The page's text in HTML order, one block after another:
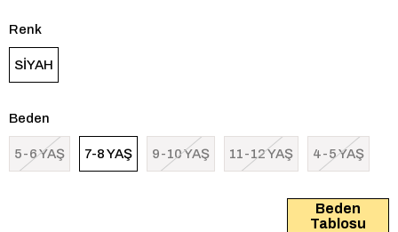
Renk
SİYAH
Beden
5-6 YAŞ 7-8 YAŞ 9-10 YAŞ 11-12 YAŞ 4-5 YAŞ
Beden
Tablosu